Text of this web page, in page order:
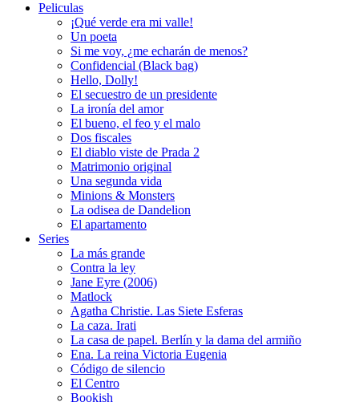
Peliculas
¡Qué verde era mi valle!
Un poeta
Si me voy, ¿me echarán de menos?
Confidencial (Black bag)
Hello, Dolly!
El secuestro de un presidente
La ironía del amor
El bueno, el feo y el malo
Dos fiscales
El diablo viste de Prada 2
Matrimonio original
Una segunda vida
Minions & Monsters
La odisea de Dandelion
El apartamento
Series
La más grande
Contra la ley
Jane Eyre (2006)
Matlock
Agatha Christie. Las Siete Esferas
La caza. Irati
La casa de papel. Berlín y la dama del armiño
Ena. La reina Victoria Eugenia
Código de silencio
El Centro
Bookish